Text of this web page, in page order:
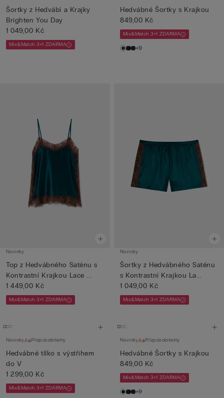
Šortky z Hedvábí a Krajky
Brighten You Day
1 049,00 Kč
Mix&Match 3+1 ZDARMA
Hedvábné Šortky s Krajkou
849,00 Kč
Mix&Match 3+1 ZDARMA
+9
Novinky
Top z Hedvábného Saténu s
Kontrastní Krajkou Lace ...
1 449,00 Kč
Mix&Match 3+1 ZDARMA
Novinky
Šortky z Hedvábného Saténu
s Kontrastní Krajkou La...
1 049,00 Kč
Mix&Match 3+1 ZDARMA
Novinky Přizpůsobitelný
Hedvábné tílko s výstřihem
do V
1 299,00 Kč
Mix&Match 3+1 ZDARMA
Novinky Přizpůsobitelný
Hedvábné Šortky s Krajkou
849,00 Kč
Mix&Match 3+1 ZDARMA
+9